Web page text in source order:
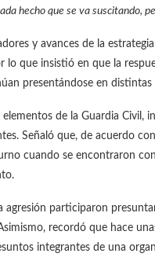
hecho que se va suscitando,
y avances de la
lo que insistió en que la
presentándose en distintas
de la Guardia Civil,
Señaló que, de acuerdo
cuando se encontraron
agresión participaron
recordó que hace
integrantes de una